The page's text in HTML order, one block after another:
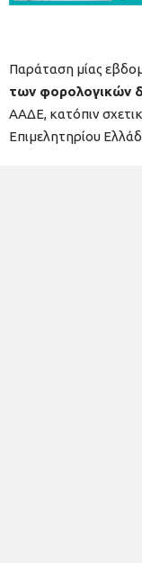
Παράταση μίας
των φορολογικών
ΑΑΔΕ, κατόπιν
Επιμελητηρίου